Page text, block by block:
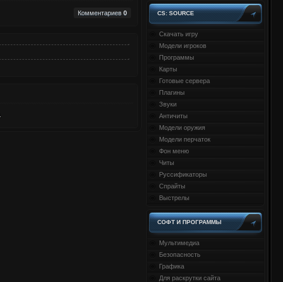
CS: SOURCE
Скачать игру
Модели игроков
Программы
Карты
Готовые сервера
Плагины
Звуки
Античиты
Модели оружия
Модели перчаток
Фон меню
Читы
Руссификаторы
Спрайты
Выстрелы
СОФТ И ПРОГРАММЫ
Мультимедиа
Безопасность
Графика
Для раскрутки сайта
Комментариев 0